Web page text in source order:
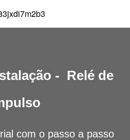
- Relé de
com o passo a passo